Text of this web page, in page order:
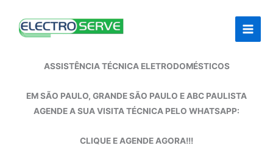
ASSISTÊNCIA TÉCNICA ELETRODOMÉSTICOS
EM SÃO PAULO, GRANDE SÃO PAULO E ABC PAULISTA
AGENDE A SUA VISITA TÉCNICA PELO WHATSAPP:
CLIQUE E AGENDE AGORA!!!